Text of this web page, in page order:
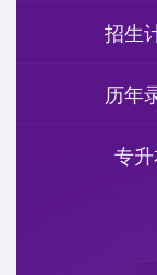
招生
历年
专